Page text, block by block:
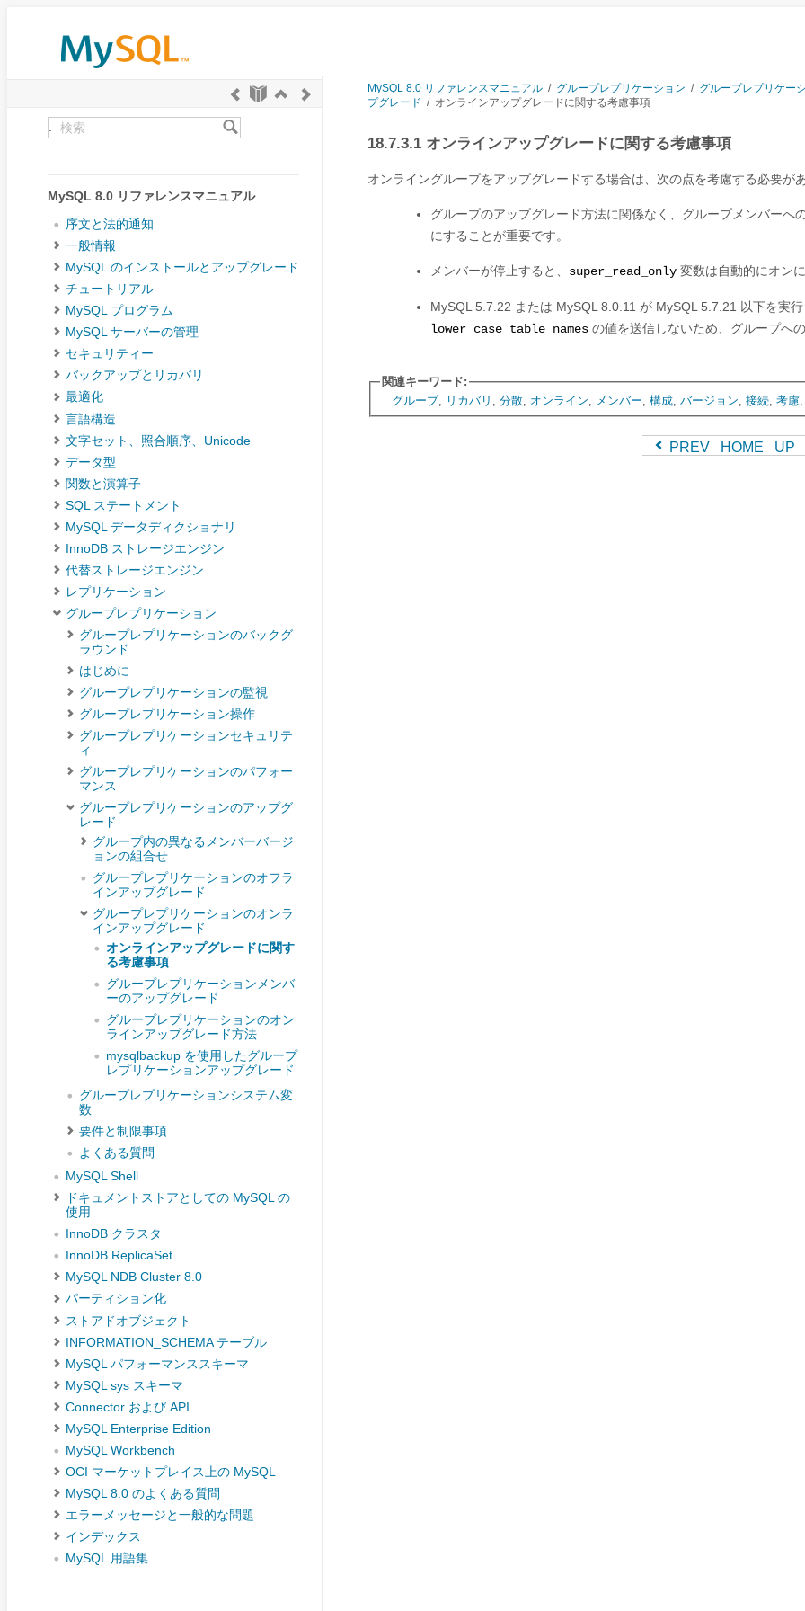
MySQL 8.0 リファレンスマニュアル
序文と法的通知
一般情報
MySQL のインストールとアップグレード
チュートリアル
MySQL プログラム
MySQL サーバーの管理
セキュリティー
バックアップとリカバリ
最適化
言語構造
文字セット、照合順序、Unicode
データ型
関数と演算子
SQL ステートメント
MySQL データディクショナリ
InnoDB ストレージエンジン
代替ストレージエンジン
レプリケーション
グループレプリケーション
グループレプリケーションのバックグ
ラウンド
はじめに
グループレプリケーションの監視
グループレプリケーション操作
グループレプリケーションセキュリテ
ィ
グループレプリケーションのパフォー
マンス
グループレプリケーションのアップグ
レード
グループ内の異なるメンバーバージ
ョンの組合せ
グループレプリケーションのオフラ
インアップグレード
グループレプリケーションのオンラ
インアップグレード
オンラインアップグレードに関す
る考慮事項
グループレプリケーションメンバ
ーのアップグレード
グループレプリケーションのオン
ラインアップグレード方法
mysqlbackup を使用したグループ
レプリケーションアップグレード
グループレプリケーションシステム変
数
要件と制限事項
よくある質問
MySQL Shell
ドキュメントストアとしての MySQL の
使用
InnoDB クラスタ
InnoDB ReplicaSet
MySQL NDB Cluster 8.0
パーティション化
ストアドオブジェクト
INFORMATION_SCHEMA テーブル
MySQL パフォーマンススキーマ
MySQL sys スキーマ
Connector および API
MySQL Enterprise Edition
MySQL Workbench
OCI マーケットプレイス上の MySQL
MySQL 8.0 のよくある質問
エラーメッセージと一般的な問題
インデックス
MySQL 用語集
MySQL 8.0 リファレンスマニュアル / グループレプリケーション / グループレプリケー
プグレード / オンラインアップグレードに関する考慮事項
18.7.3.1 オンラインアップグレードに関する考慮事項
オンライングループをアップグレードする場合は、次の点を考慮する必要が
グループのアップグレード方法に関係なく、グループメンバー
にすることが重要です。
メンバーが停止すると、 super_read_only 変数は自動的にオン
MySQL 5.7.22 または MySQL 8.0.11 が MySQL 5.7.21 以下を実
lower_case_table_names の値を送信しないため、グループへ
関連キーワード:
グループ, リカバリ 分散, オンライン メンバー 構成, バージョン 接続, 考慮
PREV HOME UP